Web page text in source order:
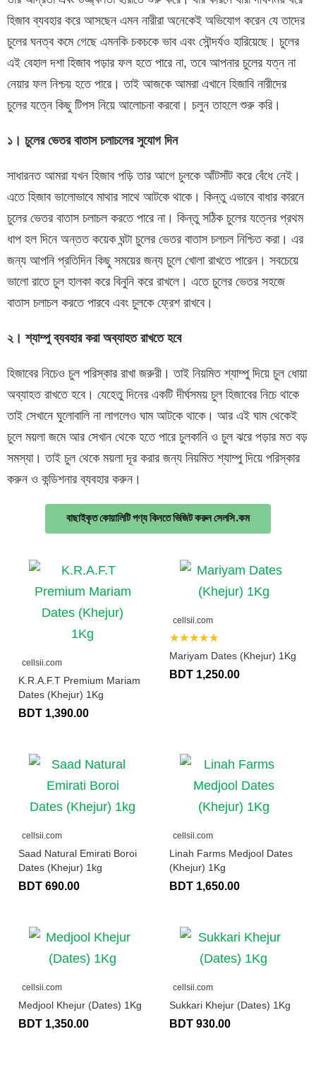
হিজাব ব্যবহার করে আসছেন এমন নারীরা অনেকেই অভিযোগ করেন যে তাদের
চুলের ঘনত্ব কমে গেছে এমনকি চকচকে ভাব এবং সৌন্দর্যও হারিয়েছে। চুলের
এই বেহাল দশা হিজাব পড়ার ফল হতে পারে না, তবে আপনার চুলের যত্ন না
নেয়ার ফল নিশ্চয় হতে পারে। তাই আজকে আমরা এখানে হিজাবি নারীদের
চুলের যত্নে কিছু টিপস নিয়ে আলোচনা করবো। চলুন তাহলে শুরু করি।
১। চুলের ভেতর বাতাস চলাচলের সুযোগ দিন
সাধারনত আমরা যখন হিজাব পড়ি তার আগে চুলকে আঁটসাঁট করে বেঁধে নেই।
এতে হিজাব ভালোভাবে মাথার সাথে আটকে থাকে। কিন্তু এভাবে বাধার কারনে
চুলের ভেতর বাতাস চলাচল করতে পারে না। কিন্তু সঠিক চুলের যত্নের প্রথম
ধাপ হল দিনে অন্তত কয়েক ঘন্টা চুলের ভেতর বাতাস চলচল নিশ্চিত করা। এর
জন্য আপনি প্রতিদিন কিছু সময়ের জন্য চুলে খোলা রাখতে পারেন। সবচেয়ে
ভালো রাতে চুল হালকা করে বিনুনি করে রাখলে। এতে চুলের ভেতর সহজে
বাতাস চলাচল করতে পারবে এবং চুলকে ফ্রেশ রাখবে।
২। শ্যাম্পু ব্যবহার করা অব্যাহত রাখতে হবে
হিজাবের নিচেও চুল পরিস্কার রাখা জরুরী। তাই নিয়মিত শ্যাম্পু দিয়ে চুল ধোয়া
অব্যাহত রাখতে হবে। যেহেতু দিনের একটি দীর্ঘসময় চুল হিজাবের নিচে থাকে
তাই সেখানে ঘুলোবালি না লাগলেও ঘাম আটকে থাকে। আর এই ঘাম থেকেই
চুলে ময়লা জমে আর সেখান থেকে হতে পারে চুলকানি ও চুল ঝরে পড়ার মত বড়
সমস্যা। তাই চুল থেকে ময়লা দূর করার জন্য নিয়মিত শ্যাম্পু দিয়ে পরিস্কার
করুন ও কন্ডিশনার ব্যবহার করুন।
বাছাইকৃত কোয়ালিটি পণ্য কিনতে ভিজিট করুন সেলসি.কম
cellsii.com
K.R.A.F.T Premium Mariam
Dates (Khejur) 1Kg
BDT 1,390.00
cellsii.com
★★★★★
Mariyam Dates (Khejur) 1Kg
BDT 1,250.00
cellsii.com
Saad Natural Emirati Boroi
Dates (Khejur) 1kg
BDT 690.00
cellsii.com
Linah Farms Medjool Dates
(Khejur) 1Kg
BDT 1,650.00
cellsii.com
Medjool Khejur (Dates) 1Kg
BDT 1,350.00
cellsii.com
Sukkari Khejur (Dates) 1Kg
BDT 930.00